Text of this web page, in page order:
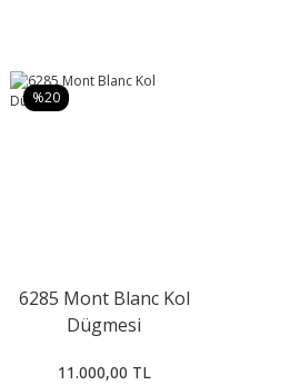
%20
6285 Mont Blanc Kol
Dügmesi
11.000,00 TL